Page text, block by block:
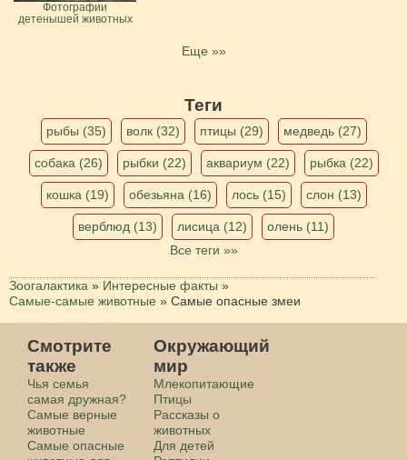
Фотографии
детенышей животных
Еще »»
Теги
рыбы (35) волк (32) птицы (29) медведь (27)
собака (26) рыбки (22) аквариум (22) рыбка (22)
кошка (19) обезьяна (16) лось (15) слон (13)
верблюд (13) лисица (12)
олень (11)
Все теги »»
Зоогалактика » Интересные факты »
Самые-самые животные » Самые опасные змеи
Смотрите
также
Чья семья
самая дружная?
Самые верные
животные
Самые опасные
Окружающий
мир
Млекопитающие
Птицы
Рассказы о
животных
Для детей